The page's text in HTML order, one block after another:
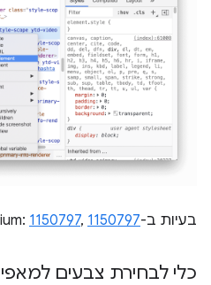
בעיות ב-Chromium: 1150797, 1150797